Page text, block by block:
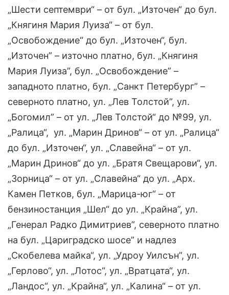
„Шести септември“ – от бул. „Източен“ до бул.
„Княгиня Мария Луиза“ – от бул.
„Освобождение“ до бул. „Източен“, бул.
„Източен” – източно платно, бул. „Княгиня
Мария Луиза”, бул. „Освобождение” –
западното платно, бул. „Санкт Петербург” –
северното платно, ул. „Лев Толстой”, ул.
„Богомил” – от ул. „Лев Толстой“ до №99, ул.
„Ралица“, ул. „Марин Дринов“ – от ул. „Ралица“
до бул. „Източен“, ул. „Славейна“ – от ул.
„Марин Дринов“ до ул. „Братя Свещарови“, ул.
„Зорница“ – от ул. „Славейна“ до ул. „Арх.
Камен Петков, бул. „Марица-юг“ – от
бензиностанция „Шел“ до ул. „Крайна”, ул.
„Генерал Радко Димитриев”, северното платно
на бул. „Цариградско шосе” и надлез
„Скобелева майка“, ул. „Удроу Уилсън”, ул.
„Герлово“, ул. „Лотос“, ул. „Вратцата“, ул.
„Ландос“, ул. „Крайна“, ул. „Калина“ – от ул.